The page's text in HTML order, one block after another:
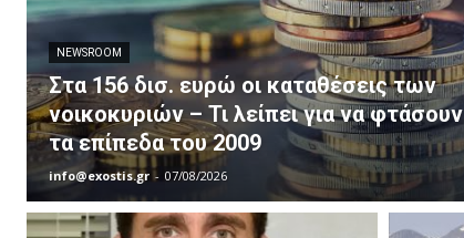
NEWSROOM
Στα 156 δισ. ευρώ οι καταθέσεις των
νοικοκυριών – Τι λείπει για να φτάσουν
τα επίπεδα του 2009
info@exostis.gr - 07/08/2026